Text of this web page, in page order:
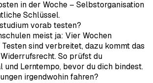
in der Woche – Selbstorganisation
Schlüssel.
vorab testen?
meist ja: Vier Wochen
sind verbreitet, dazu kommt das
So prüfst du
und Lerntempo, bevor du dich bindest.
irgendwohin fahren?